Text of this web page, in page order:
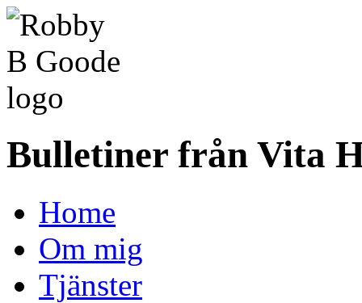
Bulletiner från Vita
Home
Om mig
Tjänster